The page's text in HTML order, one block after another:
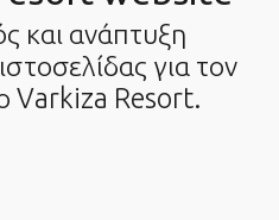
και ανάπτυξη
για τον
Varkiza Resort.